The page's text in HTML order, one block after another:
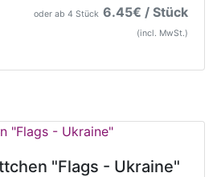
oder ab 4 Stück 6.45€ / Stück
(incl. MwSt.)
"Flags - Ukraine"